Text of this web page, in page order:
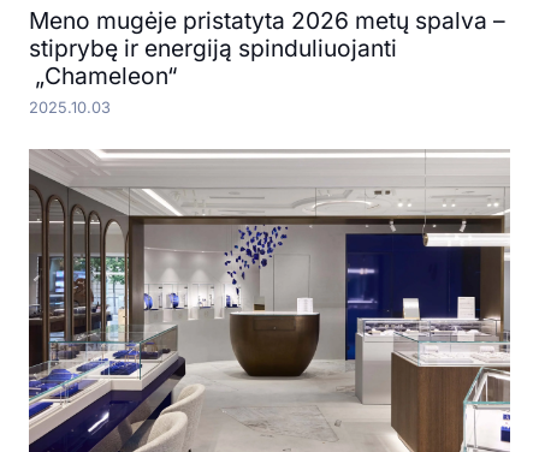
Meno mugėje pristatyta 2026 metų spalva –
stiprybę ir energiją spinduliuojanti
„Chameleon“
2025.10.03